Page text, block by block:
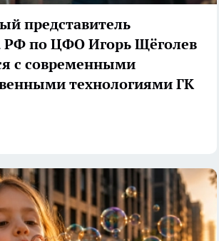
представитель
РФ по ЦФО Игорь Щёголев
с современными
технологиями ГК